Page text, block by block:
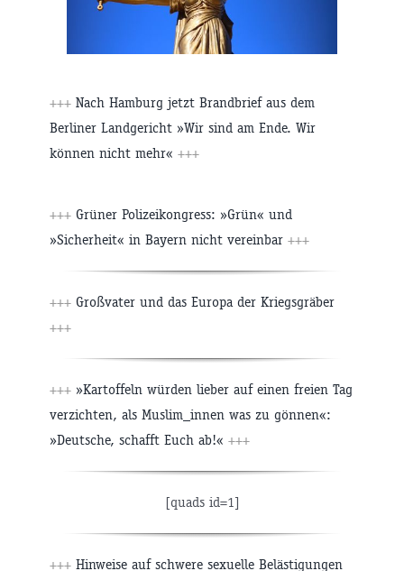
+++ Nach Hamburg jetzt Brandbrief aus dem
Berliner Landgericht »Wir sind am Ende. Wir
können nicht mehr« +++
+++ Grüner Polizeikongress: »Grün« und
»Sicherheit« in Bayern nicht vereinbar +++
+++ Großvater und das Europa der Kriegsgräber
+++
+++ »Kartoffeln würden lieber auf einen freien Tag
verzichten, als Muslim_innen was zu gönnen«:
»Deutsche, schafft Euch ab!« +++
[quads id=1]
+++ Hinweise auf schwere sexuelle Belästigungen